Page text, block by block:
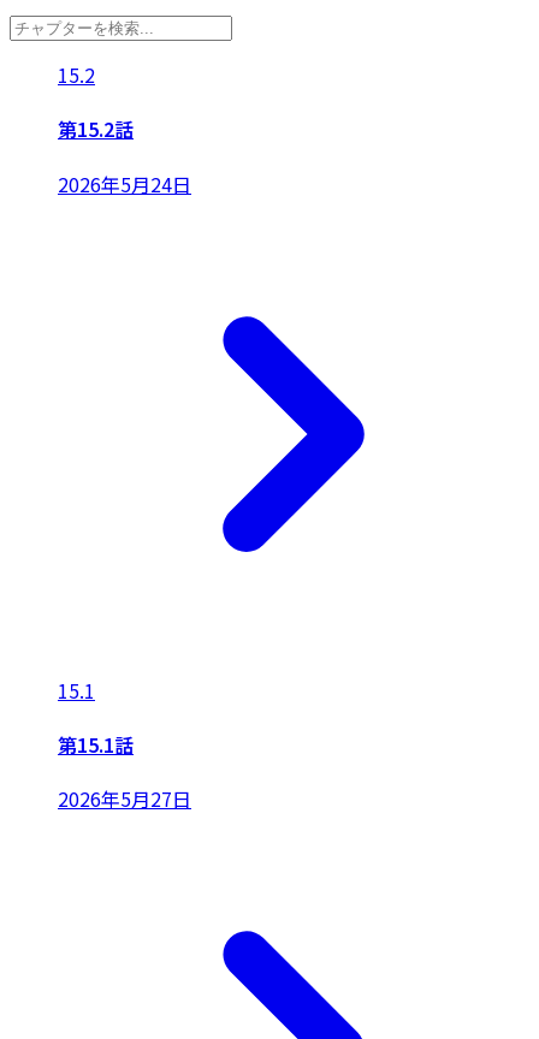
15.2
第15.2話
2026年5月24日
15.1
第15.1話
2026年5月27日